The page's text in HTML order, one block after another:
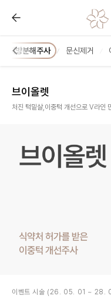
브이올렛 :: 콜라겐을 아
지방분해주사 문신제거
브이올렛
처진 턱밑살,이중턱 개선으로 V라인
이벤트 시술 (26. 05. 01 ~ 28.